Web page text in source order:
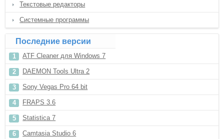
Текстовые редакторы
Системные программы
Последние версии
ATF Cleaner для Windows 7
DAEMON Tools Ultra 2
Sony Vegas Pro 64 bit
FRAPS 3.6
Statistica 7
Camtasia Studio 6